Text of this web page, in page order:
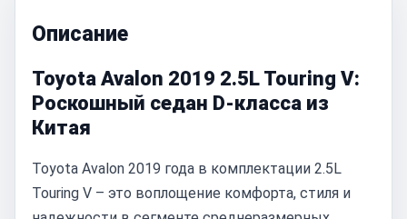
Описание
Toyota Avalon 2019 2.5L Touring V:
Роскошный седан D-класса из
Китая
Toyota Avalon 2019 года в комплектации 2.5L
Touring V – это воплощение комфорта, стиля и